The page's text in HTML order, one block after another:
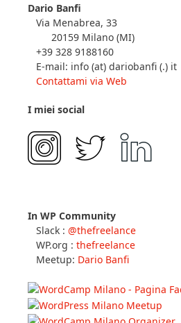
Dario Banfi
Via Menabrea, 33
20159 Milano (MI)
+39 328 9188160
E-mail: info (at) dariobanfi (.) it
Contattami via Web
I miei social
In WP Community
Slack : @thefreelance
WP.org : thefreelance
Meetup: Dario Banfi